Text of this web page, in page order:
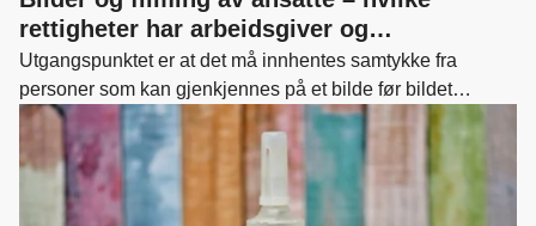
Verksted, vedlikehold og reparasjon av bil
rettigheter har arbeidsgiver og
arbeidstaker?
Utgangspunktet er at det må innhentes samtykke fra
personer som kan gjenkjennes på et bilde før bildet
publiseres. Dette følger av åndsverkloven, som også
oppstiller enkelte unntak fra hovedregelen.